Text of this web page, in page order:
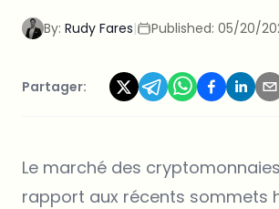
By: Rudy Fares| Published: 05/20/
Partager:
Le marché des
rapport aux récents sommets